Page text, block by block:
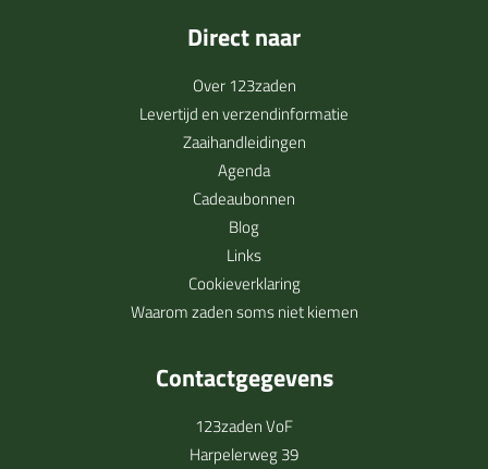
Direct naar
Over 123zaden
Levertijd en verzendinformatie
Zaaihandleidingen
Agenda
Cadeaubonnen
Blog
Links
Cookieverklaring
Waarom zaden soms niet kiemen
Contactgegevens
123zaden VoF
Harpelerweg 39